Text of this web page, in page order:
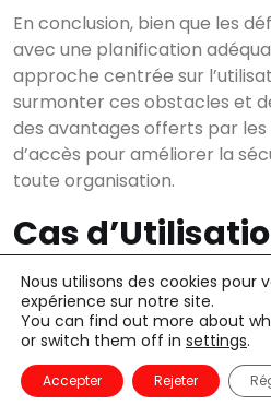
En conclusion, bien que les
avec une planification
approche centrée sur
surmonter ces obstacles et
des avantages offerts par
d’accès pour améliorer la
toute organisation.
Cas
d’Accès lors
Sportifs et de
La mise en œuvre de
lors d’événements sportifs et
Nous utilisons des cookies pour
expérience sur notre site.
You can find out more about
or switch them off in settings.
Accepter Rejeter